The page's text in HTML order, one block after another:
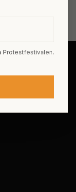
Protestfestivalen.